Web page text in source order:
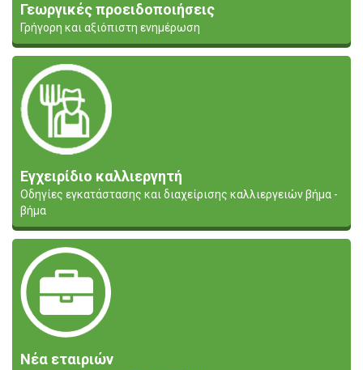
Γεωργικές προειδοποιήσεις
Γρήγορη και αξιόπιστη ενημέρωση
Εγχειρίδιο καλλιεργητή
Οδηγίες εγκατάστασης και διαχείρισης καλλιεργειών βήμα -
βήμα
Νέα εταιριών